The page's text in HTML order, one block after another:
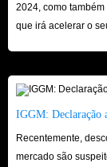
2024, como
que irá acelerar o
IGGM: Declaração
Recentemente,
mercado são